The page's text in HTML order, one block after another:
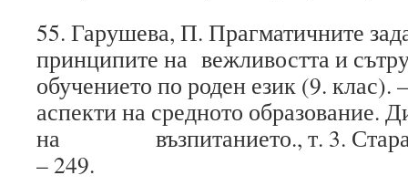
55. Гарушева, П. Прагматичните
принципите на вежливостта и
обучението по роден език (9.
аспекти на средното образование.
на възпитанието., т. 3. Стара
– 249.